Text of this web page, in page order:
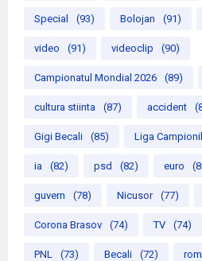
Special (93) Bolojan (91)
video (91) videoclip (90)
Campionatul Mondial 2026 (89)
cultura stiinta (87) accident
Gigi Becali (85) Liga
ia (82) psd (82) euro
guvern (78) Nicusor (77)
Corona Brasov (74) TV (74)
PNL (73) Becali (72)